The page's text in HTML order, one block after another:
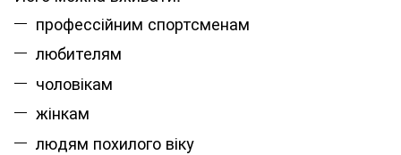
профессійним спортсменам
любителям
чоловікам
жінкам
людям похилого віку